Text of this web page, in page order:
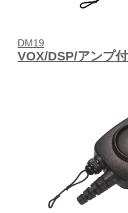
DM19
VOX/DSP/アンプ